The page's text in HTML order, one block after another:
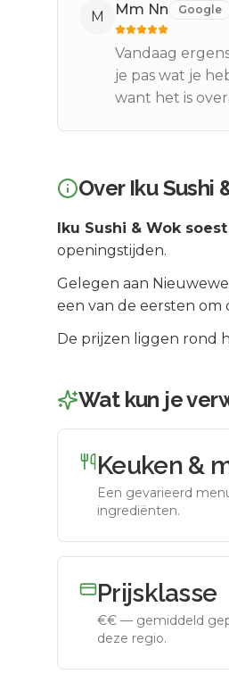
M Mm Nn Google
Vandaag
je pas wat je
want het is
Over Iku Sushi
Iku Sushi & Wok soest
openingstijden.
Gelegen aan
een van de eersten
De prijzen liggen rond
Wat kun je
Keuken &
Een gevarieerd
ingrediënten.
Prijsklasse
€€ — gemiddeld
deze regio.